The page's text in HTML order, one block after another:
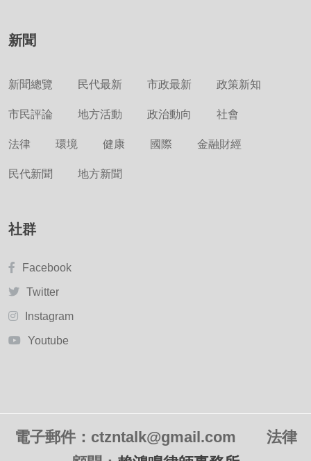
新聞
新聞總覽 民代最新 市政最新 政策新知
市民評論 地方活動 政治動向 社會
法律 環境 健康 國際 金融財經
民代新聞 地方新聞
社群
Facebook
Twitter
Instagram
Youtube
電子郵件：ctzntalk@gmail.com 法律